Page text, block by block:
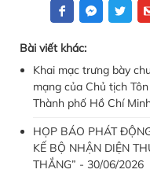
Bài viết khác:
Khai mạc trưng bày
mạng của Chủ tịch
Thành phố Hồ Chí
HỌP BÁO PHÁT
KẾ BỘ NHẬN DIỆN
THẮNG” - 30/06/2026